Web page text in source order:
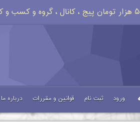
ورود ثبت نام قوانین و مقررات درباره ما